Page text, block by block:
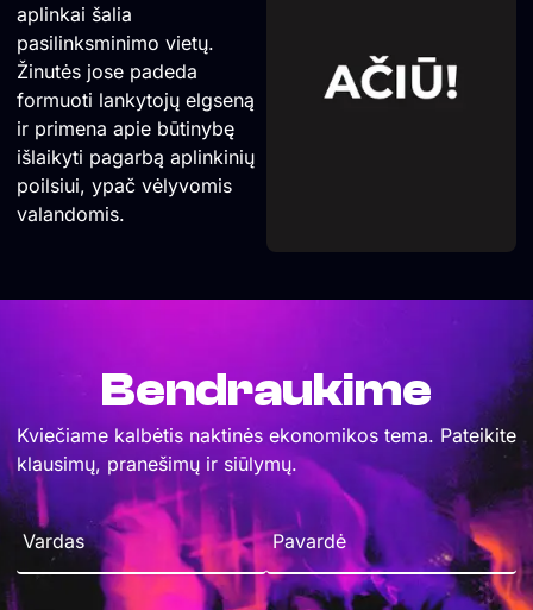
aplinkai šalia
pasilinksminimo vietų.
Žinutės jose padeda
formuoti lankytojų elgseną
ir primena apie būtinybę
išlaikyti pagarbą aplinkinių
poilsiui, ypač vėlyvomis
valandomis.
Bendraukime
Kviečiame kalbėtis naktinės ekonomikos tema. Pateikite
klausimų, pranešimų ir siūlymų.